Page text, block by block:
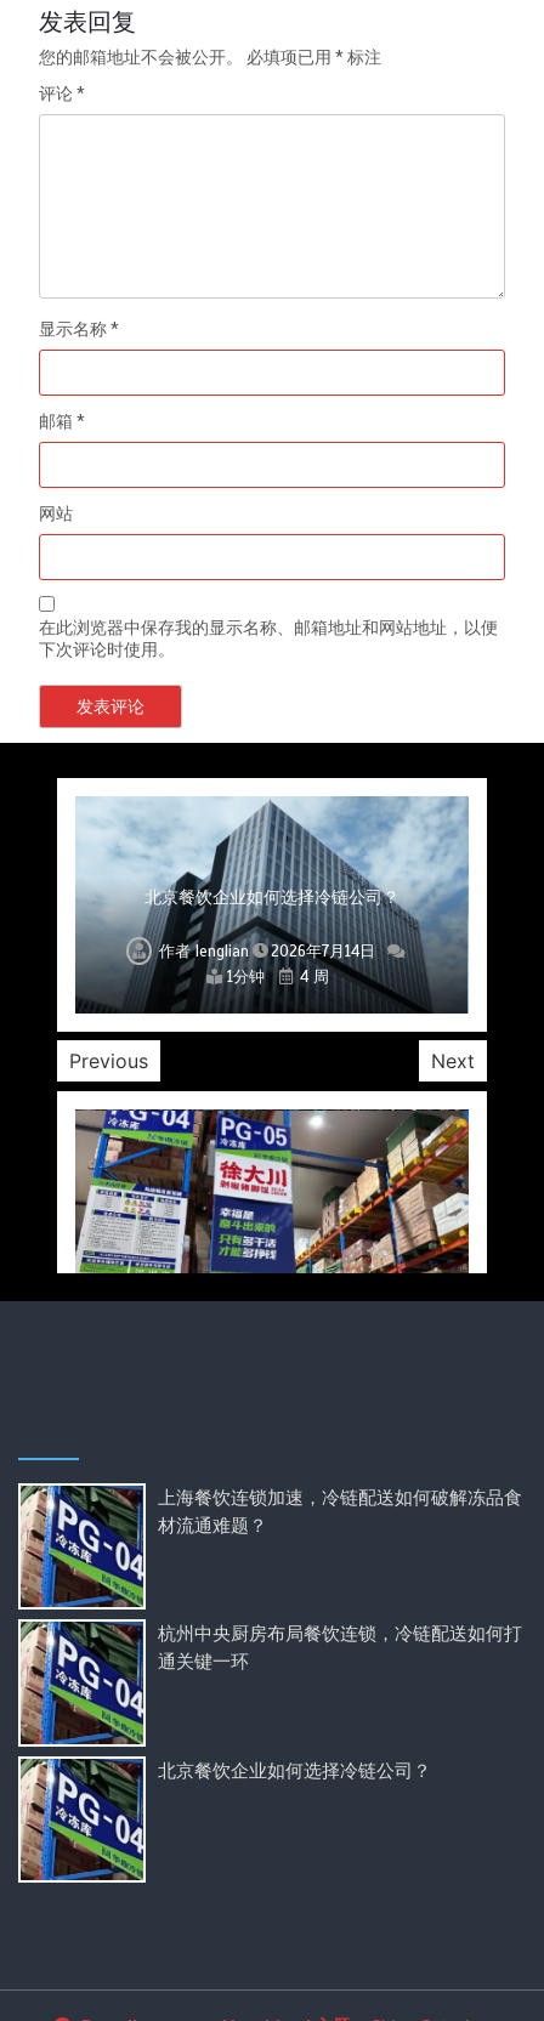
发表回复
您的邮箱地址不会被公开。 必填项已用*标注
评论*
显示名称*
邮箱*
网站
在此浏览器中保存我的显示名称、邮箱地址和网站地址，以便
下次评论时使用。
上海餐饮连锁加速，冷链配送如何破解冻品食材
流通难题？
作者lenglian
2026年7月14日
1分钟
4 周
杭州中央厨房布局餐饮连锁，冷链配送如何打通
关键一环
作者lenglian
2026年7月14日
1分钟
4 周
北京餐饮企业如何选择冷链公司？
作者lenglian
2026年7月14日
1分钟
4 周
深圳冷链物流如何护航餐饮连锁？冻品食材流通
全解析
作者lenglian
2026年7月14日
1分钟
4 周
北京餐饮仓配一体化的核心价值与落地实践解析
作者lenglian
2026年7月14日
1分钟
4 周
武汉冻品配送三要素：控温、时效、低成本如何
兼得？
作者lenglian
2026年7月14日
1分钟
4 周
重庆冷链布局解冻食材运输密码，餐饮连锁如何
稳控品质？
作者lenglian
2026年7月14日
1分钟
4 周
Previous Next
上海餐饮连锁加速，冷链配送如何破解冻品食
材流通难题？
杭州中央厨房布局餐饮连锁，冷链配送如何打
通关键一环
北京餐饮企业如何选择冷链公司？